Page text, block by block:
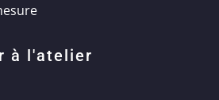
à l'atelier